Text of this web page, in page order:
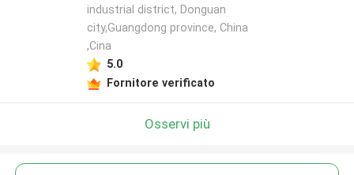
industrial district, Donguan
city,Guangdong province, China
,Cina
5.0
Fornitore verificato
Osservi più